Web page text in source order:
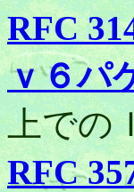
RFC
ｖ６パ
上での
RFC